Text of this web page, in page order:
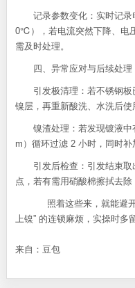
记录参数变化：实时记
0℃），若电流突然下降、电
需及时处理。
四、异常应对与后续处
引发极清理：若不锈钢
镍层，再重新酸洗、水洗后使
镍渣处理：若发现镀液
m）循环过滤 2 小时，同时补
引发后检查：引发结束
点，若有需用硝酸棉擦拭去除
照着这些来，就能避
上镍” 的连锁麻烦，实操时多
来自：豆包